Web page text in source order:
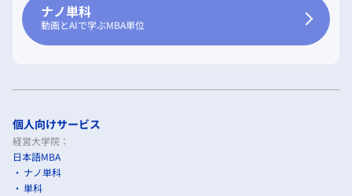
ナノ単科
動画とAIで学ぶMBA単位
個人向けサービス
経営大学院：
日本語MBA
ナノ単科
単科